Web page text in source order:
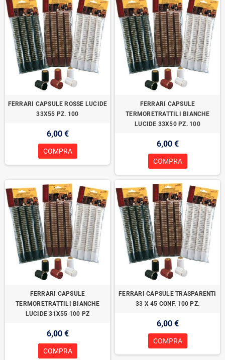
FERRARI CAPSULE ROSSE LUCIDE
33X55 PZ. 100
6,00 €
COMPRA
FERRARI CAPSULE
TERMORETRATTILI BIANCHE
LUCIDE 33X50 PZ. 100
6,00 €
COMPRA
FERRARI CAPSULE
TERMORETRATTILI BIANCHE
LUCIDE 31X55 100 PZ
6,00 €
COMPRA
FERRARI CAPSULE TRASPARENTI
33 X 45 CONF. 100 PZ.
6,00 €
COMPRA